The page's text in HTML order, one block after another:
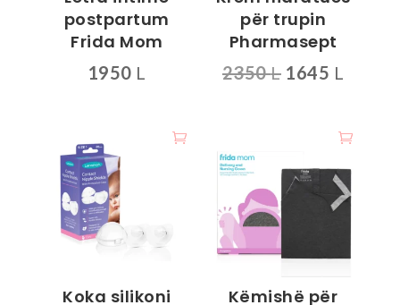
postpartum
Frida Mom
1950 L
për trupin
Pharmasept
2350L Çmimi
2350 L.
1645 L
është:
1645
Koka silikoni
Këmishë për